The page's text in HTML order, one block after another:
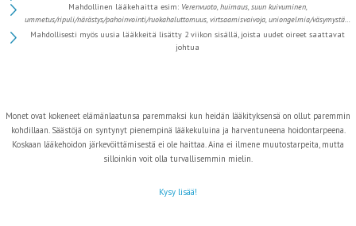
Mahdollinen lääkehaitta esim: Verenvuoto, huimaus, suun kuivuminen,
ummetus/ripuli/närästys/pahoinvointi/ruokahaluttomuus, virtsaamisvaivoja, uniongelmia/väsymystä…
Mahdollisesti myös uusia lääkkeitä lisätty 2 viikon sisällä, joista uudet oireet saattavat
johtua
Monet ovat kokeneet elämänlaatunsa paremmaksi kun heidän lääkityksensä on ollut paremmin
kohdillaan. Säästöjä on syntynyt pienempinä lääkekuluina ja harventuneena hoidontarpeena.
Koskaan lääkehoidon järkevöittämisestä ei ole haittaa. Aina ei ilmene muutostarpeita, mutta
silloinkin voit olla turvallisemmin mielin.
Kysy lisää!